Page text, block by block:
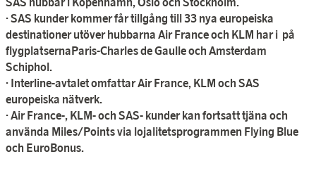
· SAS kunder kommer får tillgång till 33 nya europeiska
destinationer utöver hubbarna Air France och KLM har i på
flygplatsernaParis-Charles de Gaulle och Amsterdam
Schiphol.
· Interline-avtalet omfattar Air France, KLM och SAS
europeiska nätverk.
· Air France-, KLM- och SAS- kunder kan fortsatt tjäna och
använda Miles/Points via lojalitetsprogrammen Flying Blue
och EuroBonus.